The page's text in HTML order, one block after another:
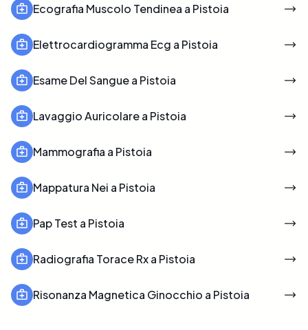
Ecografia Muscolo Tendinea a Pistoia
Elettrocardiogramma Ecg a Pistoia
Esame Del Sangue a Pistoia
Lavaggio Auricolare a Pistoia
Mammografia a Pistoia
Mappatura Nei a Pistoia
Pap Test a Pistoia
Radiografia Torace Rx a Pistoia
Risonanza Magnetica Ginocchio a Pistoia